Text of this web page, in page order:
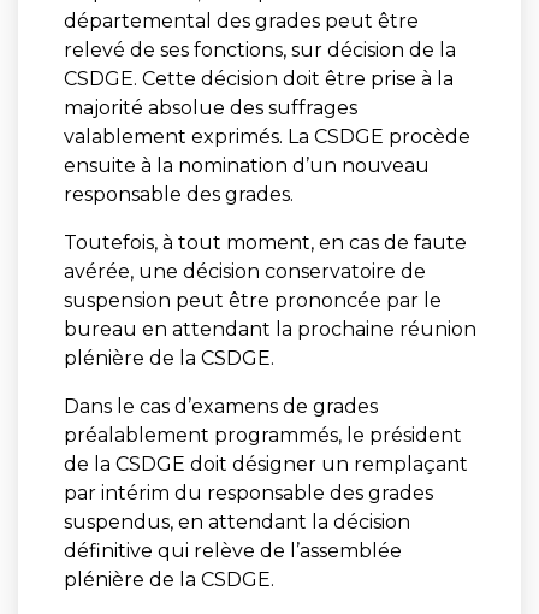
départemental des grades peut être
relevé de ses fonctions, sur décision de la
CSDGE. Cette décision doit être prise à la
majorité absolue des suffrages
valablement exprimés. La CSDGE procède
ensuite à la nomination d’un nouveau
responsable des grades.
Toutefois, à tout moment, en cas de faute
avérée, une décision conservatoire de
suspension peut être prononcée par le
bureau en attendant la prochaine réunion
plénière de la CSDGE.
Dans le cas d’examens de grades
préalablement programmés, le président
de la CSDGE doit désigner un remplaçant
par intérim du responsable des grades
suspendus, en attendant la décision
définitive qui relève de l’assemblée
plénière de la CSDGE.